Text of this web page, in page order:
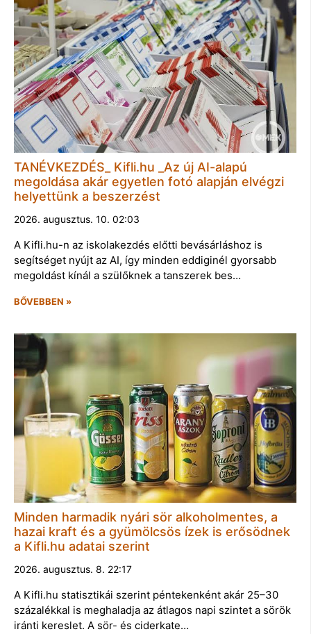
TANÉVKEZDÉS_ Kifli.hu _Az új AI-alapú
megoldása akár egyetlen fotó alapján elvégzi
helyettünk a beszerzést
2026. augusztus. 10. 02:03
A Kifli.hu-n az iskolakezdés előtti bevásárláshoz is
segítséget nyújt az AI, így minden eddiginél gyorsabb
megoldást kínál a szülőknek a tanszerek bes…
BŐVEBBEN »
Minden harmadik nyári sör alkoholmentes, a
hazai kraft és a gyümölcsös ízek is erősödnek
a Kifli.hu adatai szerint
2026. augusztus. 8. 22:17
A Kifli.hu statisztikái szerint péntekenként akár 25–30
százalékkal is meghaladja az átlagos napi szintet a sörök
iránti kereslet. A sör- és ciderkate…